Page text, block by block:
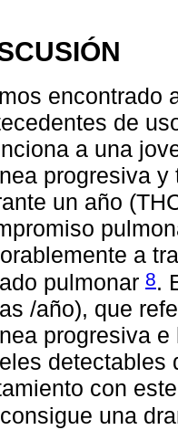
encontrado
de
a una
progresiva
un año
a
pulmonar 8.
/año), que
progresiva
detectables
con
una